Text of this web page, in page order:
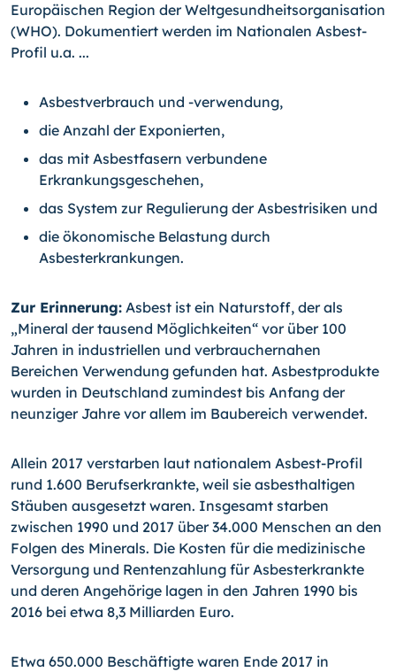
Europäischen Region der Weltgesundheitsorganisation
(WHO). Dokumentiert werden im Nationalen Asbest-
Profil u.a. ...
Asbestverbrauch und -verwendung,
die Anzahl der Exponierten,
das mit Asbestfasern verbundene
Erkrankungsgeschehen,
das System zur Regulierung der Asbestrisiken und
die ökonomische Belastung durch
Asbesterkrankungen.
Zur Erinnerung: Asbest ist ein Naturstoff, der als
„Mineral der tausend Möglichkeiten“ vor über 100
Jahren in industriellen und verbrauchernahen
Bereichen Verwendung gefunden hat. Asbestprodukte
wurden in Deutschland zumindest bis Anfang der
neunziger Jahre vor allem im Baubereich verwendet.
Allein 2017 verstarben laut nationalem Asbest-Profil
rund 1.600 Berufserkrankte, weil sie asbesthaltigen
Stäuben ausgesetzt waren. Insgesamt starben
zwischen 1990 und 2017 über 34.000 Menschen an den
Folgen des Minerals. Die Kosten für die medizinische
Versorgung und Rentenzahlung für Asbesterkrankte
und deren Angehörige lagen in den Jahren 1990 bis
2016 bei etwa 8,3 Milliarden Euro.
Etwa 650.000 Beschäftigte waren Ende 2017 in